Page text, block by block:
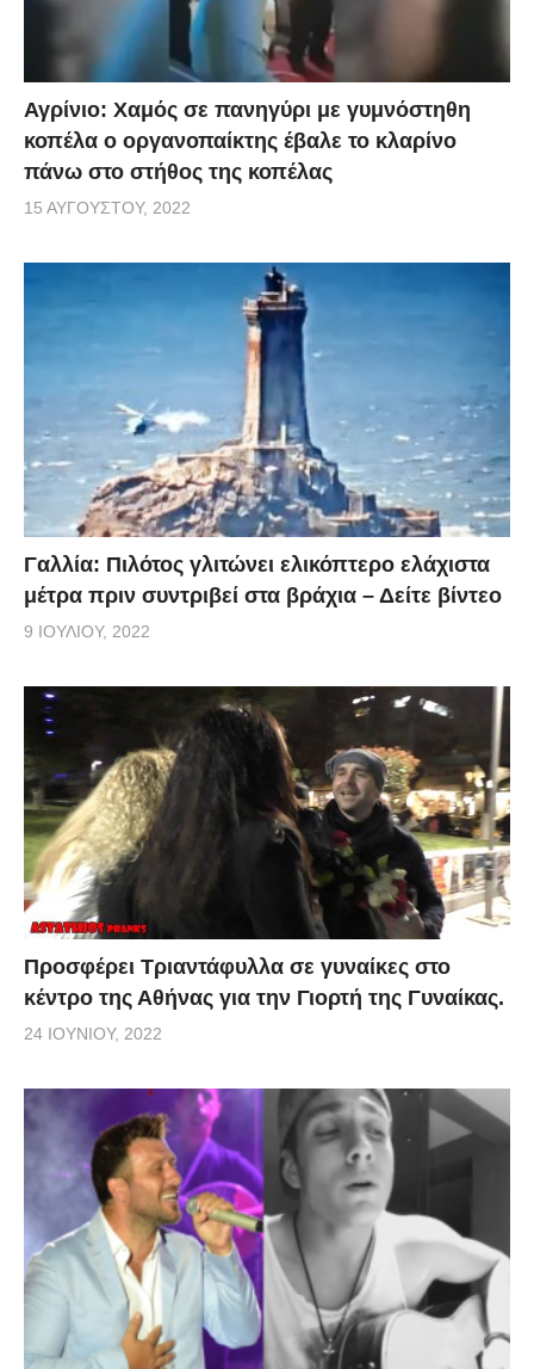
Αγρίνιο: Χαμός σε πανηγύρι με γυμνόστηθη
κοπέλα ο οργανοπαίκτης έβαλε το κλαρίνο
πάνω στο στήθος της κοπέλας
15 ΑΥΓΟΎΣΤΟΥ, 2022
Γαλλία: Πιλότος γλιτώνει ελικόπτερο ελάχιστα
μέτρα πριν συντριβεί στα βράχια – Δείτε βίντεο
9 ΙΟΥΛΊΟΥ, 2022
Προσφέρει Τριαντάφυλλα σε γυναίκες στο
κέντρο της Αθήνας για την Γιορτή της Γυναίκας.
24 ΙΟΥΝΊΟΥ, 2022